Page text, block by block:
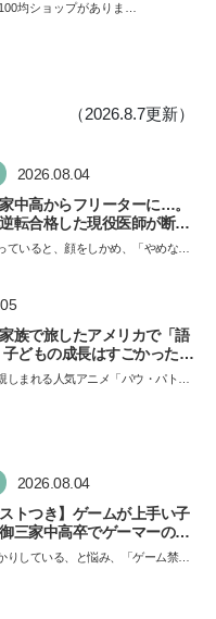
均ショップがありま…
（2026.8.7更新）
2026.08.04
中高からフリーターに…。
転合格した現役医師が断言
験勉強に役立った」そう考
いると、顔をしかめ、「やめなさ
族で旅したアメリカで「語
どもの成長はすごかった」
『パウ・パトロール ザ・ダ
ってほしい
しまれる人気アニメ「パウ・パトロ
2026.08.04
トつき】ゲームが上手い子
三家中高卒でゲーマーの医
教えるゲームしながら受験
りしている、と悩み、「ゲーム禁